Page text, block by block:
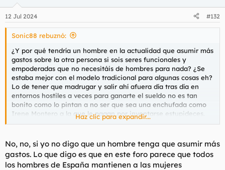
e
s
12 Jul 2024 #132
Sonic88 rebuznó:
¿Y por qué tendría un hombre en la actualidad que asumir más
gastos sobre la otra persona si sois seres funcionales y
empoderadas que no necesitáis de hombres para nada? ¿Se
estaba mejor con el modelo tradicional para algunas cosas eh?
Lo de tener que madrugar y salir ahí afuera día tras día en
entornos hostiles a veces para ganarte el sueldo no es tan
bonito como lo pintan a no ser que sea una enchufada como
Irene Montero a la que le pagan por inventarse estupideces.
sea 50/50 ya que pasado el primer año apenas disfrutará de la
entrega de los orificios.
Haz clic para expandir...
No, no, si yo no digo que un hombre tenga que asumir más
gastos. Lo que digo es que en este foro parece que todos
los hombres de España mantienen a las mujeres